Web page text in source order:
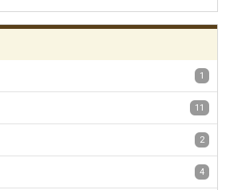
1
11
2
4